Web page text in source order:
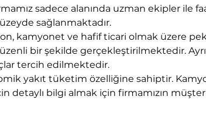
sadece alanında uzman ekipler ile
sağlanmaktadır.
kamyonet ve hafif ticari olmak üzere
bir şekilde gerçekleştirilmektedir.
tercih edilmektedir.
yakıt tüketim özelliğine sahiptir.
detaylı bilgi almak için firmamızın